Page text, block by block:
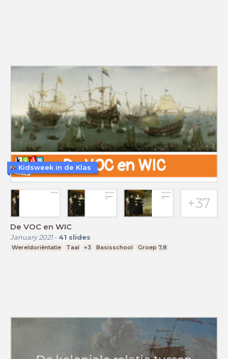
De VOC en WIC
January 2021- 41 slides
Wereldoriëntatie Taal +3 Basisschool Groep 7,8
Kidsweek in de Klas